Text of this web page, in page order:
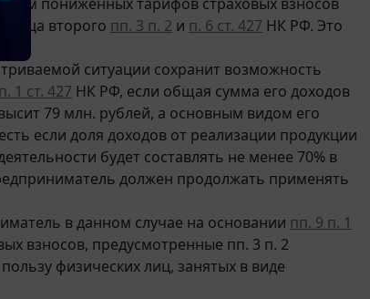
второго пп. 3 п. 2 и п. 6 ст. 427 НК РФ. Это
ситуации сохранит возможность
1 ст. 427 НК РФ, если общая сумма его доходов
79 млн. рублей, а основным видом его
если доля доходов от реализации продукции
будет составлять не менее 70% в
должен продолжать применять
в данном случае на основании пп. 9 п. 1
взносов, предусмотренные пп. 3 п. 2
физических лиц, занятых в виде